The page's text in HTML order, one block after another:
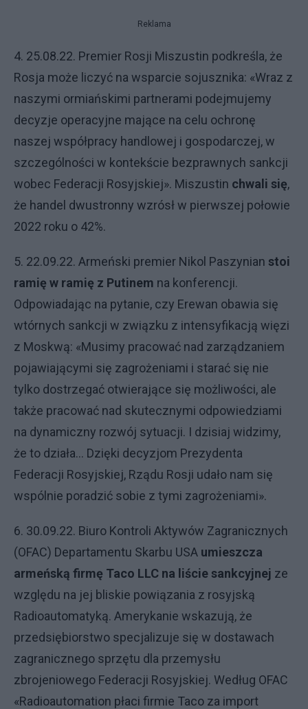
Reklama
4. 25.08.22. Premier Rosji Miszustin podkreśla, że
Rosja może liczyć na wsparcie sojusznika: «Wraz z
naszymi ormiańskimi partnerami podejmujemy
decyzje operacyjne mające na celu ochronę
naszej współpracy handlowej i gospodarczej, w
szczególności w kontekście bezprawnych sankcji
wobec Federacji Rosyjskiej». Miszustin chwali się,
że handel dwustronny wzrósł w pierwszej połowie
2022 roku o 42%.
5. 22.09.22. Armeński premier Nikol Paszynian stoi
ramię w ramię z Putinem na konferencji.
Odpowiadając na pytanie, czy Erewan obawia się
wtórnych sankcji w związku z intensyfikacją więzi
z Moskwą: «Musimy pracować nad zarządzaniem
pojawiającymi się zagrożeniami i starać się nie
tylko dostrzegać otwierające się możliwości, ale
także pracować nad skutecznymi odpowiedziami
na dynamiczny rozwój sytuacji. I dzisiaj widzimy,
że to działa… Dzięki decyzjom Prezydenta
Federacji Rosyjskiej, Rządu Rosji udało nam się
wspólnie poradzić sobie z tymi zagrożeniami».
6. 30.09.22. Biuro Kontroli Aktywów Zagranicznych
(OFAC) Departamentu Skarbu USA umieszcza
armeńską firmę Taco LLC na liście sankcyjnej ze
względu na jej bliskie powiązania z rosyjską
Radioautomatyką. Amerykanie wskazują, że
przedsiębiorstwo specjalizuje się w dostawach
zagranicznego sprzętu dla przemysłu
zbrojeniowego Federacji Rosyjskiej. Według OFAC
«Radioautomation płaci firmie Taco za import